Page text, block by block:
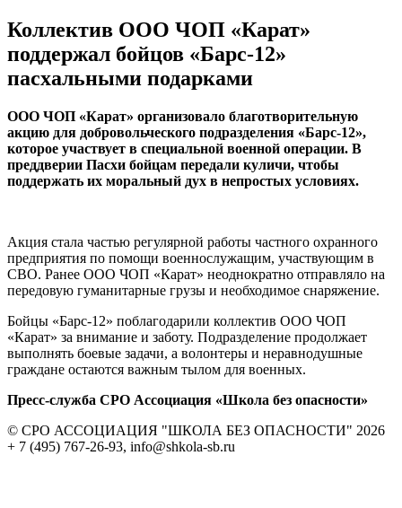
Коллектив ООО ЧОП «Карат»
поддержал бойцов «Барс-12»
пасхальными подарками
ООО ЧОП «Карат» организовало благотворительную
акцию для добровольческого подразделения «Барс-12»,
которое участвует в специальной военной операции. В
преддверии Пасхи бойцам передали куличи, чтобы
поддержать их моральный дух в непростых условиях.
Акция стала частью регулярной работы частного охранного
предприятия по помощи военнослужащим, участвующим в
СВО. Ранее ООО ЧОП «Карат» неоднократно отправляло на
передовую гуманитарные грузы и необходимое снаряжение.
Бойцы «Барс-12» поблагодарили коллектив ООО ЧОП
«Карат» за внимание и заботу. Подразделение продолжает
выполнять боевые задачи, а волонтеры и неравнодушные
граждане остаются важным тылом для военных.
Пресс-служба СРО Ассоциация «Школа без опасности»
© СРО АССОЦИАЦИЯ "ШКОЛА БЕЗ ОПАСНОСТИ" 2026
+ 7 (495) 767-26-93, info@shkola-sb.ru